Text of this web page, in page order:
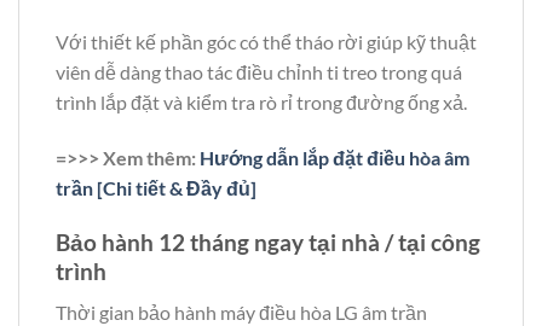
Với thiết kế phần góc có thể tháo rời giúp kỹ thuật
viên dễ dàng thao tác điều chỉnh ti treo trong quá
trình lắp đặt và kiểm tra rò rỉ trong đường ống xả.
=>>> Xem thêm: Hướng dẫn lắp đặt điều hòa âm
trần [Chi tiết & Đầy đủ]
Bảo hành 12 tháng ngay tại nhà / tại công
trình
Thời gian bảo hành máy điều hòa LG âm trần